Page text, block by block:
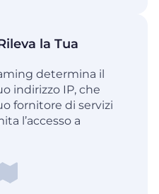
la Tua
determina il
indirizzo IP, che
fornitore di servizi
l’accesso a